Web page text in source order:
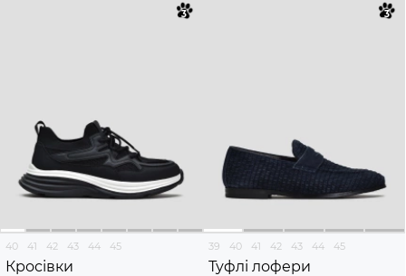
40 41 42 43 44 45
Кросівки
39 40 41 42 43 44 45
Туфлі лофери